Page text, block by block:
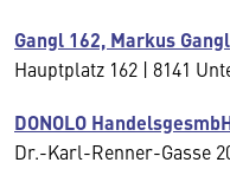
Gangl 162, Markus Gangl
Hauptplatz 162 | 8141
DONOLO
Dr.-Karl-Renner-Gasse